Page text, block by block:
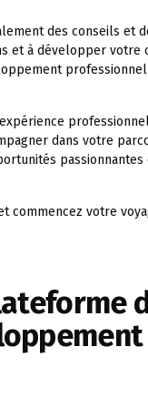
des conseils et
et à développer votre
dans votre
commencez votre